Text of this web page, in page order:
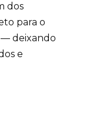
dos
para o
deixando
e